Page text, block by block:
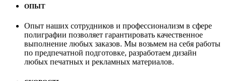
ОПЫТ
Опыт наших сотрудников и профессионализм в сфере
полиграфии позволяет гарантировать качественное
выполнение любых заказов. Мы возьмем на себя работы
по предпечатной подготовке, разработаем дизайн
любых печатных и рекламных материалов.